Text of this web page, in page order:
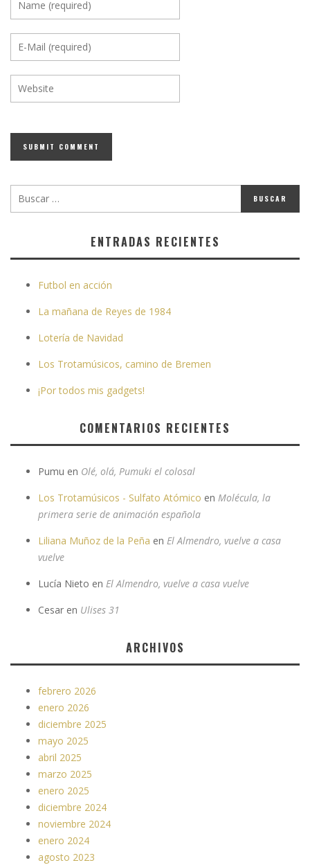
ENTRADAS RECIENTES
Futbol en acción
La mañana de Reyes de 1984
Lotería de Navidad
Los Trotamúsicos, camino de Bremen
¡Por todos mis gadgets!
COMENTARIOS RECIENTES
Pumu en Olé, olá, Pumuki el colosal
Los Trotamúsicos - Sulfato Atómico en Molécula, la
primera serie de animación española
Liliana Muñoz de la Peña en El Almendro, vuelve a casa
vuelve
Lucía Nieto en El Almendro, vuelve a casa vuelve
Cesar en Ulises 31
ARCHIVOS
febrero 2026
enero 2026
diciembre 2025
mayo 2025
abril 2025
marzo 2025
enero 2025
diciembre 2024
noviembre 2024
enero 2024
agosto 2023